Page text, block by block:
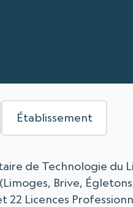
Établissement
de Technologie du
Brive,
22 Licences